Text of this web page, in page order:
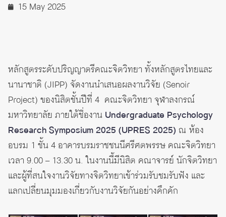
15 May 2025
หลักสูตรระดับปริญญาตรีคณะจิตวิทยา ทั้งหลักสูตรไทยและ
นานาชาติ (JIPP) จัดงานนำเสนอผลงานวิจัย (Senoir
Project) ของนิสิตชั้นปีที่ 4 คณะจิตวิทยา จุฬาลงกรณ์
มหาวิทยาลัย ภายใต้ชื่องาน Undergraduate Psychology
Research Symposium 2025 (UPRES 2025) ณ ห้อง
อบรม 1 ชั้น 4 อาคารบรมราชชนนีศรีศตพรรษ คณะจิตวิทยา
เวลา 9.00 – 13.30 น. ในงานนี้มีนิสิต คณาจารย์ นักจิตวิทยา
และผู้ที่สนใจงานวิจัยทางจิตวิทยาเข้าร่วมรับชมรับฟัง และ
แลกเปลี่ยนมุมมองเกี่ยวกับงานวิจัยกันอย่างคึกคัก